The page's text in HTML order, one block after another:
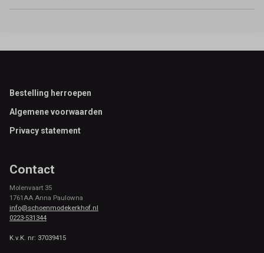
Footer
Bestelling herroepen
Algemene voorwaarden
Privacy statement
Contact
Molenvaart 35
1761AA Anna Paulowna
info@schoenmodekerkhof.nl
0223-531344
K.v.K. nr: 37039415